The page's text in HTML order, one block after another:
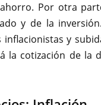
Por otra
y de la
y
la cotización de la